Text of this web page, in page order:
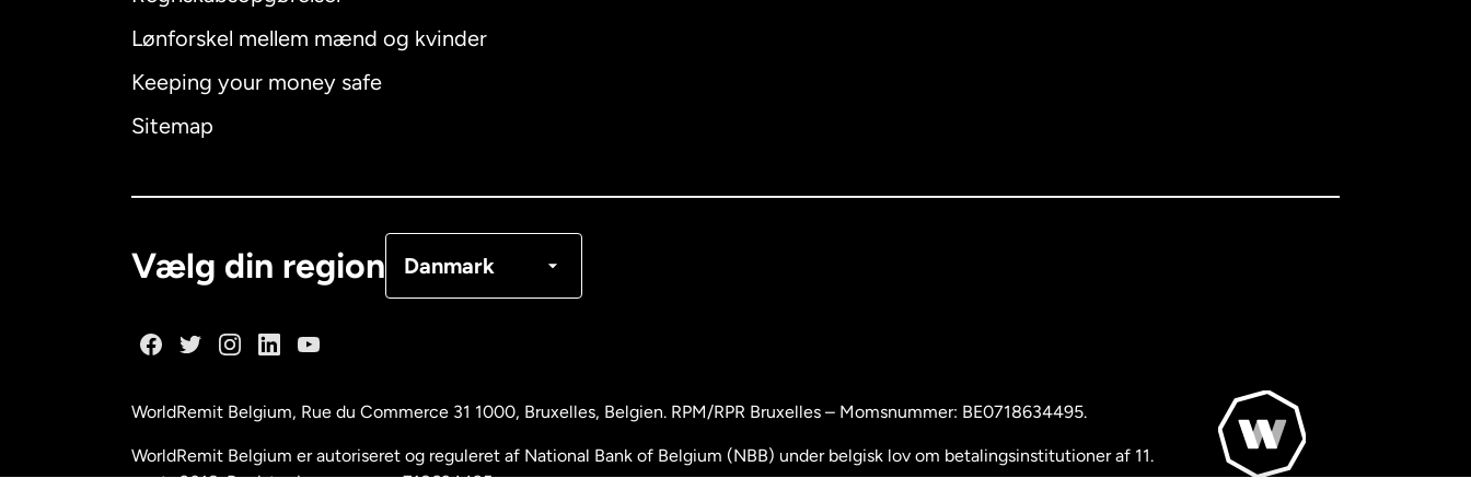
Lønforskel mellem mænd og kvinder
Keeping your money safe
Sitemap
Vælg din region Danmark
Australien
Malaysia
WorldRemit Belgium, Rue du Commerce 31 1000, Bruxelles, Belgien. RPM/RPR Bruxelles – Momsnummer: BE0718634495.
WorldRemit Belgium er autoriseret og reguleret af National Bank of Belgium (NBB) under belgisk lov om betalingsinstitutioner af 11.
marts 2018. Registreringsnummer: 718634495.